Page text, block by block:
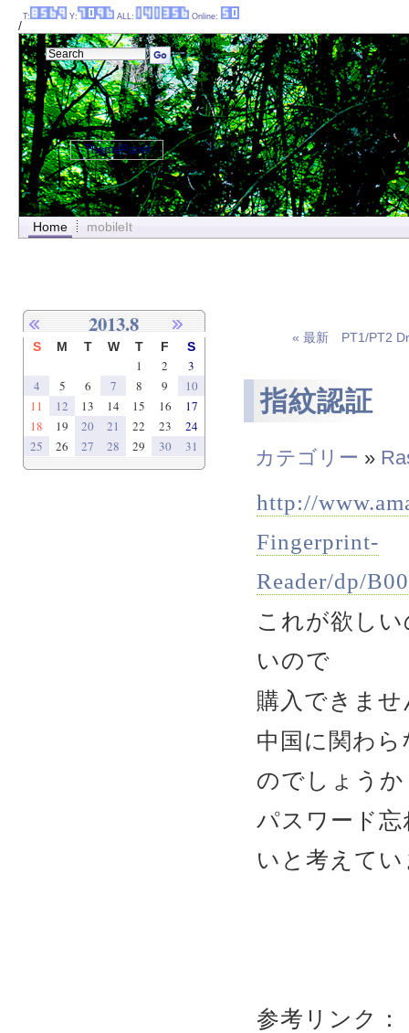
/
Home mobileIt
« 最新 PT1/PT2
指紋認証
カテゴリー »
http://
Fingerprint-
Reader/dp/
これが欲し
いので
購入できませ
中国に関わ
のでしょうか
パスワード
いと考えて
参考リンク：
2013.8
S M T W T F S
1 2
3
4
5 6 7 8 9
10
11
12 13 14 15 16
17
18
19 20 21 22 23
24
25
26 27 28 29 30 31
T: Y: ALL: Online:
ThemePanel